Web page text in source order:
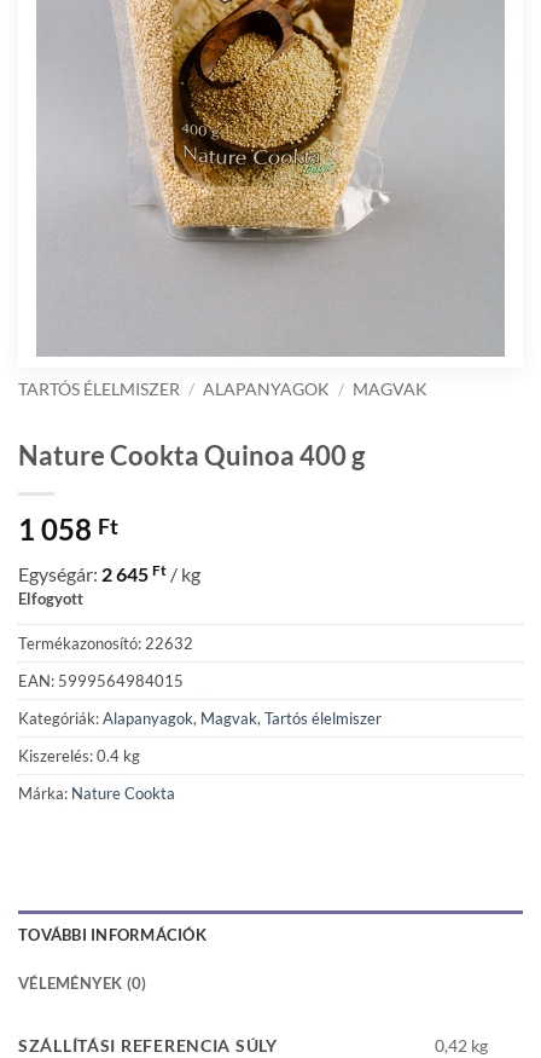
TARTÓS ÉLELMISZER / ALAPANYAGOK / MAGVAK
Nature Cookta Quinoa 400 g
1 058 Ft
Egységár: 2 645 Ft / kg
Elfogyott
Termékazonosító: 22632
EAN: 5999564984015
Kategóriák:Alapanyagok, Magvak, Tartós élelmiszer
Kiszerelés: 0.4 kg
Márka: Nature Cookta
TOVÁBBI INFORMÁCIÓK
VÉLEMÉNYEK (0)
SZÁLLÍTÁSI REFERENCIA SÚLY 0,42 kg